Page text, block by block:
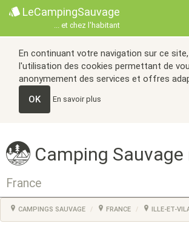
LeCampingSauvage
... et chez l'habitant
En continuant votre navigation sur ce
l'utilisation des cookies permettant de
anonymement des services et offres
OK
En savoir plus
Camping Sauvage
France
CAMPINGS SAUVAGE FRANCE ILLE-ET-